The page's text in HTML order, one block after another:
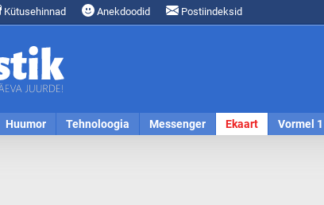
Kütusehinnad Anekdoodid Postiindeksid
Huumor Tehnoloogia Messenger Ekaart Vormel 1